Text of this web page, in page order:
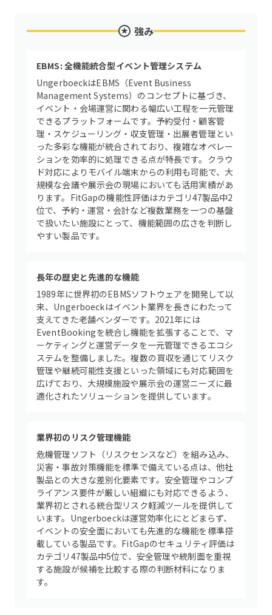
強み
EBMS: 全機能統合型イベント管理システム
UngerboeckはEBMS（Event Business
Management Systems）のコンセプトに基づき、
イベント・会場運営に関わる幅広い工程を一元管理
できるプラットフォームです。予約受付・顧客管
理・スケジューリング・収支管理・出展者管理とい
った多彩な機能が統合されており、複雑なオペレー
ションを効率的に処理できる点が特長です。クラウ
ド対応によりモバイル端末からの利用も可能で、大
規模な会議や展示会の現場においても活用実績があ
ります。FitGapの機能性評価はカテゴリ47製品中2
位で、予約・運営・会計など複数業務を一つの基盤
で扱いたい施設にとって、機能範囲の広さを判断し
やすい製品です。
長年の歴史と先進的な機能
1989年に世界初のEBMSソフトウェアを開発して以
来、Ungerboeckはイベント業界を長きにわたって
支えてきた老舗ベンダーです。2021年には
EventBookingを統合し機能を拡張することで、マ
ーケティングと運営データを一元管理できるエコシ
ステムを整備しました。複数の買収を通じてリスク
管理や継続可能性支援といった領域にも対応範囲を
広げており、大規模施設や展示会の運営ニーズに最
適化されたソリューションを提供しています。
業界初のリスク管理機能
危機管理ソフト（リスクセンスなど）を組み込み、
災害・事故対策機能を標準で備えている点は、他社
製品との大きな差別化要素です。安全管理やコンプ
ライアンス要件が厳しい組織にも対応できるよう、
業界初とされる統合型リスク軽減ツールを提供して
います。Ungerboeckは運営効率化にとどまらず、
イベントの安全面においても先進的な機能を標準搭
載している製品です。FitGapのセキュリティ評価は
カテゴリ47製品中5位で、安全管理や統制面を重視
する施設が候補を比較する際の判断材料になりま
す。